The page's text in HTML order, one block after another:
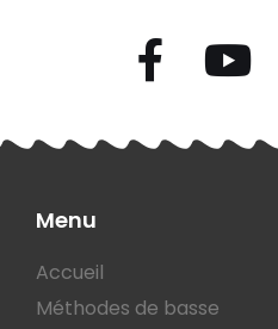
Menu
Accueil
Méthodes de basse